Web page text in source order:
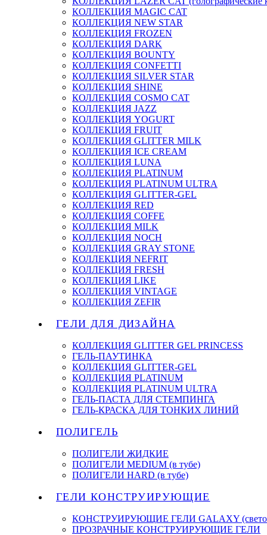
КОЛЛЕКЦИЯ MAGIC CAT
КОЛЛЕКЦИЯ NEW STAR
КОЛЛЕКЦИЯ FROZEN
КОЛЛЕКЦИЯ DARK
КОЛЛЕКЦИЯ BOUNTY
КОЛЛЕКЦИЯ CONFETTI
КОЛЛЕКЦИЯ SILVER STAR
КОЛЛЕКЦИЯ SHINE
КОЛЛЕКЦИЯ COSMO CAT
КОЛЛЕКЦИЯ JAZZ
КОЛЛЕКЦИЯ YOGURT
КОЛЛЕКЦИЯ FRUIT
КОЛЛЕКЦИЯ GLITTER MILK
КОЛЛЕКЦИЯ ICE CREAM
КОЛЛЕКЦИЯ LUNA
КОЛЛЕКЦИЯ PLATINUM
КОЛЛЕКЦИЯ PLATINUM ULTRA
КОЛЛЕКЦИЯ GLITTER-GEL
КОЛЛЕКЦИЯ RED
КОЛЛЕКЦИЯ COFFE
КОЛЛЕКЦИЯ MILK
КОЛЛЕКЦИЯ NOCH
КОЛЛЕКЦИЯ GRAY STONE
КОЛЛЕКЦИЯ NEFRIT
КОЛЛЕКЦИЯ FRESH
КОЛЛЕКЦИЯ LIKE
КОЛЛЕКЦИЯ VINTAGE
КОЛЛЕКЦИЯ ZEFIR
ГЕЛИ ДЛЯ ДИЗАЙНА
КОЛЛЕКЦИЯ GLITTER GEL PRINCESS
ГЕЛЬ-ПАУТИНКА
КОЛЛЕКЦИЯ GLITTER-GEL
КОЛЛЕКЦИЯ PLATINUM
КОЛЛЕКЦИЯ PLATINUM ULTRA
ГЕЛЬ-ПАСТА ДЛЯ СТЕМПИНГА
ГЕЛЬ-КРАСКА ДЛЯ ТОНКИХ ЛИНИЙ
ПОЛИГЕЛЬ
ПОЛИГЕЛИ ЖИДКИЕ
ПОЛИГЕЛИ MEDIUM (в тубе)
ПОЛИГЕЛИ HARD (в тубе)
ГЕЛИ КОНСТРУИРУЮЩИЕ
КОНСТРУИРУЮЩИЕ ГЕЛИ GALAXY
ПРОЗРАЧНЫЕ КОНСТРУИРУЮЩИЕ ГЕЛИ